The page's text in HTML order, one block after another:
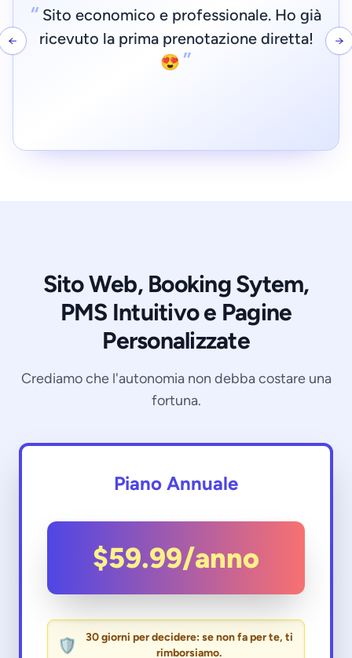
“ Anche senza esperienza, crea un sito
professionale con sistema di
prenotazione diretta e pagamenti in
← →
Sito Web, Booking Sytem,
PMS Intuitivo e Pagine
Personalizzate
Crediamo che l'autonomia non debba costare una
fortuna.
Piano Annuale
$59.99/anno
🛡️
30 giorni per decidere: se non fa per te, ti
rimborsiamo.